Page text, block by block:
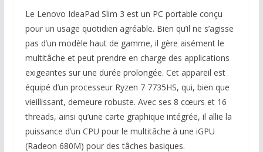
Le Lenovo IdeaPad Slim 3 est un PC portable conçu
pour un usage quotidien agréable. Bien qu’il ne s’agisse
pas d’un modèle haut de gamme, il gère aisément le
multitâche et peut prendre en charge des applications
exigeantes sur une durée prolongée. Cet appareil est
équipé d’un processeur Ryzen 7 7735HS, qui, bien que
vieillissant, demeure robuste. Avec ses 8 cœurs et 16
threads, ainsi qu’une carte graphique intégrée, il allie la
puissance d’un CPU pour le multitâche à une iGPU
(Radeon 680M) pour des tâches basiques.